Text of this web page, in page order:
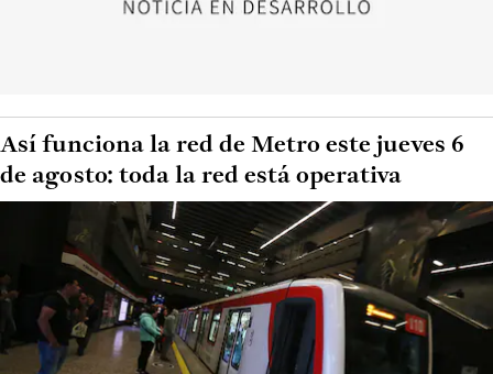
Así funciona la red de Metro este jueves 6
de agosto: toda la red está operativa